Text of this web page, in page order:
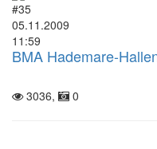
#35
05.11.2009
11:59
BMA Hademare-
3036, 0